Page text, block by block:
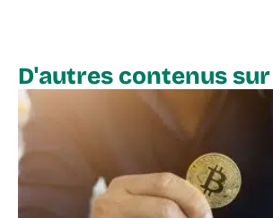
D'autres contenus